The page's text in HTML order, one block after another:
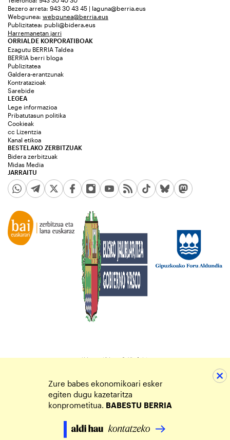
Bezero arreta: 943 30 43 45 | laguna@berria.eus
Webgunea: webgunea@berria.eus
Publizitatea: publi@bidera.eus
Harremanetan jarri
ORRIALDE KORPORATIBOAK
Ezagutu BERRIA Taldea
BERRIA berri bloga
Publizitatea
Galdera-erantzunak
Kontratazioak
Sarebide
JARRAITU
LEGEA
Lege informazioa
Pribatutasun politika
Cookieak
cc Lizentzia
Kanal etikoa
BESTELAKO ZERBITZUAK
Bidera zerbitzuak
Midas Media
Zure babes ekonomikoari esker
egiten dugu kazetaritza
konprometitua. BABESTU BERRIA